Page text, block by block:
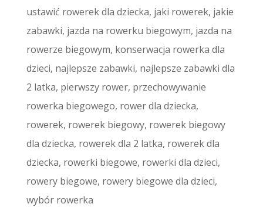
ustawić rowerek dla dziecka, jaki rowerek, jakie
zabawki, jazda na rowerku biegowym, jazda na
rowerze biegowym, konserwacja rowerka dla
dzieci, najlepsze zabawki, najlepsze zabawki dla
2 latka, pierwszy rower, przechowywanie
rowerka biegowego, rower dla dziecka,
rowerek, rowerek biegowy, rowerek biegowy
dla dziecka, rowerek dla 2 latka, rowerek dla
dziecka, rowerki biegowe, rowerki dla dzieci,
rowery biegowe, rowery biegowe dla dzieci,
wybór rowerka